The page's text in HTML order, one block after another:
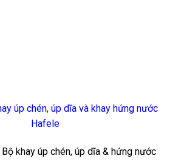
úp chén, úp dĩa và khay hứng nước
Hafele
khay úp chén, úp dĩa & hứng nước